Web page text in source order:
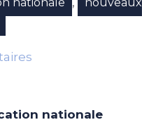
nationale